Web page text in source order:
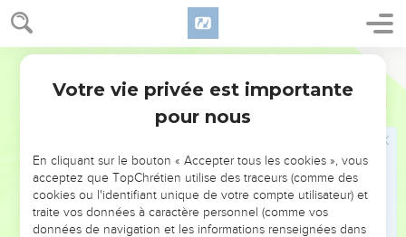
Apocalypse 7
et ils criaient d'une voix forte : « Le salut est à notre Dieu
qui est assis sur le trône et à l'Agneau. »
Tous les anges qui se tenaient autour du trône, des
anciens et des quatre êtres vivants se prosternèrent, le
visage contre terre, devant le trône et ils adorèrent Dieu
en disant : « Amen ! La louange, la gloire, la sagesse, la
reconnaissance, l'honneur, la puissance et la force sont à
notre Dieu, aux siècles des siècles ! Amen ! »
L'un des anciens prit la parole et me dit : « Ceux qui sont
habillés d’une robe blanche, qui sont-ils et d'où sont-ils
Votre vie privée est importante
pour nous
En cliquant sur le bouton « Accepter tous les cookies », vous
acceptez que TopChrétien utilise des traceurs (comme des
cookies ou l'identifiant unique de votre compte utilisateur) et
traite vos données à caractère personnel (comme vos
données de navigation et les informations renseignées dans